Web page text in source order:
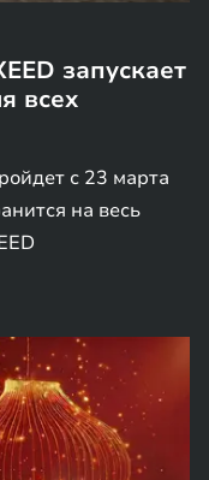
запускает
всех
с 23 марта
на весь